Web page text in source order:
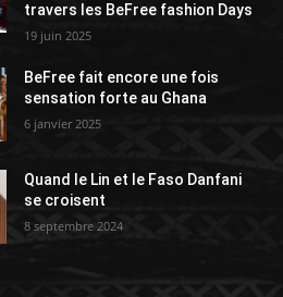
travers les BeFree fashion Days
19 juin 2025
BeFree fait encore une fois
sensation forte au Ghana
6 janvier 2025
Quand le Lin et le Faso Danfani
se croisent
8 septembre 2024